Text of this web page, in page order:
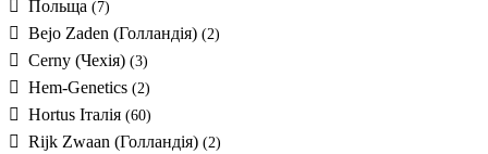
Польща (7)
Bejo Zaden (Голландія) (2)
Cerny (Чехія) (3)
Hem-Genetics (2)
Hortus Італія (60)
Rijk Zwaan (Голландія) (2)